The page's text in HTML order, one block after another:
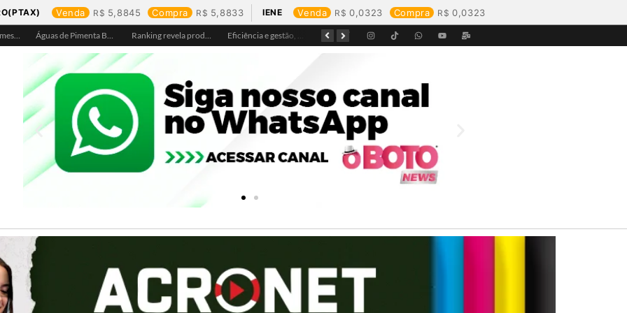
Venda 5,8845 Compra 5,8833 IENE Venda 0,0323 Compra 0,0323
Águas de Ariquemes leva atendimento itinerante e orientações ao Distrito de Bom Futuro neste sábado, 25 Águas de Pimenta Bueno amplia rede de abastecimento e leva água tratada para moradores da região do aeroporto Ranking revela produtos mais comprados em cada estado e aponta drone como destaque em Rondônia Eficiência e gestão, Buritis se torna referência em controle de perdas de água Equipes da Aegea Rondônia passam por treinamento de prevenção e combate a princípios de incêndio e segurança no trabalho com inflamáveis